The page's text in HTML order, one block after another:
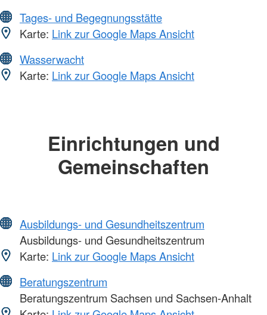
Tages- und Begegnungsstätte
Karte: Link zur Google Maps Ansicht
Wasserwacht
Karte: Link zur Google Maps Ansicht
Einrichtungen und
Gemeinschaften
Ausbildungs- und Gesundheitszentrum
Ausbildungs- und Gesundheitszentrum
Karte: Link zur Google Maps Ansicht
Beratungszentrum
Beratungszentrum Sachsen und Sachsen-Anhalt